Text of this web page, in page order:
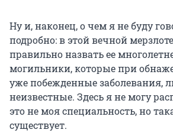
Ну и, наконец, о чем я не буду
подробно: в этой вечной
правильно назвать ее
могильники, которые при
уже побежденные заболевания,
неизвестные. Здесь я не могу
это не моя специальность, но
существует.